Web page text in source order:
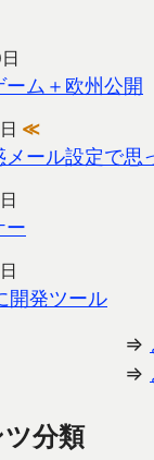
ーム＋欧州公開
≪
メール設定で思
ー
開発ツール
⇒
⇒
分類